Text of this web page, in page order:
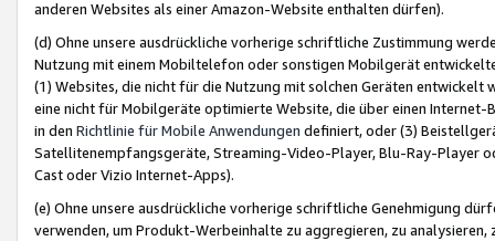
anderen Websites als einer Amazon-Website enthalten dürfen).
(d) Ohne unsere ausdrückliche vorherige schriftliche Zustimmung
Nutzung mit einem Mobiltelefon oder sonstigen Mobilgerät
(1) Websites, die nicht für die Nutzung mit solchen Geräten
eine nicht für Mobilgeräte optimierte Website, die über einen
in den Richtlinie für Mobile Anwendungen definiert, oder (3)
Satellitenempfangsgeräte, Streaming-Video-Player, Blu-Ray-Player
Cast oder Vizio Internet-Apps).
(e) Ohne unsere ausdrückliche vorherige schriftliche Genehmigung
verwenden, um Produkt-Werbeinhalte zu aggregieren, zu